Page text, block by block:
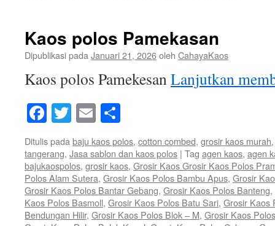
Kaos polos Pamekasan
Dipublikasi padaJanuari 21, 2026oleh CahayaKaos
Kaos polos PamekesanLanjutkan
Facebook
Twitter
Email
Ditulis pada baju kaos polos, cotton combed, grosir kaos murah
tangerang, Jasa sablon dan kaos polos | Tag agen kaos, agen
bajukaospolos, grosir kaos, Grosir Kaos Grosir Kaos Polos
Polos Alam Sutera, Grosir Kaos Polos Bambu Apus, Grosir
Grosir Kaos Polos Bantar Gebang, Grosir Kaos Polos Banteng,
Kaos Polos Basmoll, Grosir Kaos Polos Batu Sari, Grosir Kaos
Bendungan Hilir, Grosir Kaos Polos Blok – M, Grosir Kaos